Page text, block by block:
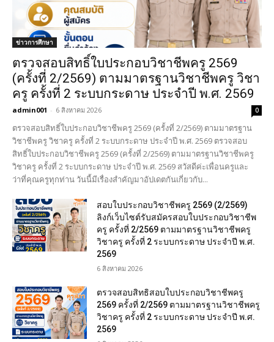
ข่าวการศึกษา
ตรวจสอบสิทธิ์ใบประกอบวิชาชีพครู 2569
(ครั้งที่ 2/2569) ตามมาตรฐานวิชาชีพครู วิชา
ครู ครั้งที่ 2 ระบบกระดาษ ประจำปี พ.ศ. 2569
admin001 - 6 สิงหาคม 2026 0
ตรวจสอบสิทธิ์ใบประกอบวิชาชีพครู 2569 (ครั้งที่ 2/2569) ตามมาตรฐาน
วิชาชีพครู วิชาครู ครั้งที่ 2 ระบบกระดาษ ประจำปี พ.ศ. 2569 ตรวจสอบ
สิทธิ์ใบประกอบวิชาชีพครู 2569 (ครั้งที่ 2/2569) ตามมาตรฐานวิชาชีพครู
วิชาครู ครั้งที่ 2 ระบบกระดาษ ประจำปี พ.ศ. 2569 สวัสดีค่ะเพื่อนครูและ
ว่าที่คุณครูทุกท่าน วันนี้มีเรื่องสำคัญมาอัปเดตกันเกี่ยวกับ...
สอบใบประกอบวิชาชีพครู 2569 (2/2569)
ลิงก์เว็บไซต์รับสมัครสอบใบประกอบวิชาชีพ
ครู ครั้งที่ 2/2569 ตามมาตรฐานวิชาชีพครู
วิชาครู ครั้งที่ 2 ระบบกระดาษ ประจำปี พ.ศ.
2569
6 สิงหาคม 2026
ตรวจสอบสิทธิสอบใบประกอบวิชาชีพครู
2569 ครั้งที่ 2/2569 ตามมาตรฐานวิชาชีพครู
วิชาครู ครั้งที่ 2 ระบบกระดาษ ประจำปี พ.ศ.
2569